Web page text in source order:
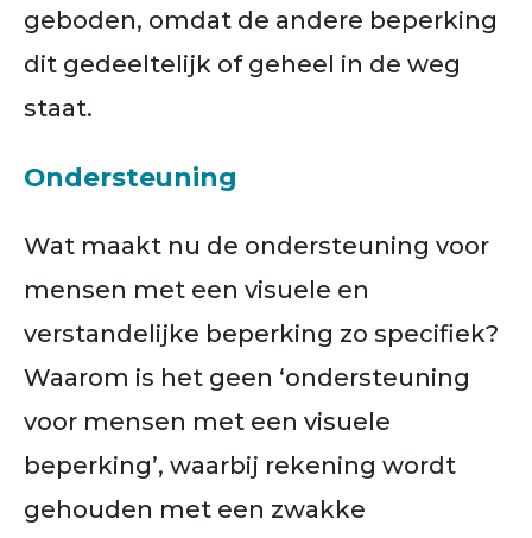
geboden, omdat de andere beperking
dit gedeeltelijk of geheel in de weg
staat.
Ondersteuning
Wat maakt nu de ondersteuning voor
mensen met een visuele en
verstandelijke beperking zo specifiek?
Waarom is het geen ‘ondersteuning
voor mensen met een visuele
beperking’, waarbij rekening wordt
gehouden met een zwakke